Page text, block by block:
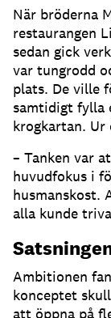
När bröderna
restaurangen
sedan gick
var tungrodd
plats. De ville
samtidigt fylla
krogkartan.
– Tanken var
huvudfokus i
husmanskost.
alla kunde
Ambitionen
konceptet
att öppna på